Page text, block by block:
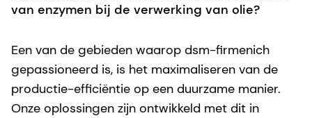
van enzymen bij de verwerking van olie?
Een van de gebieden waarop dsm-firmenich
gepassioneerd is, is het maximaliseren van de
productie-efficiëntie op een duurzame manier.
Onze oplossingen zijn ontwikkeld met dit in